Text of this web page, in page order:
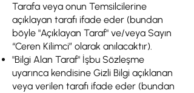
Tarafa veya onun Temsilcilerine
açıklayan tarafı ifade eder (bundan
böyle "Açıklayan Taraf" ve/veya Sayın
“Ceren Kilimci” olarak anılacaktır).
"Bilgi Alan Taraf" İşbu Sözleşme
uyarınca kendisine Gizli Bilgi açıklanan
veya verilen tarafı ifade eder (bundan